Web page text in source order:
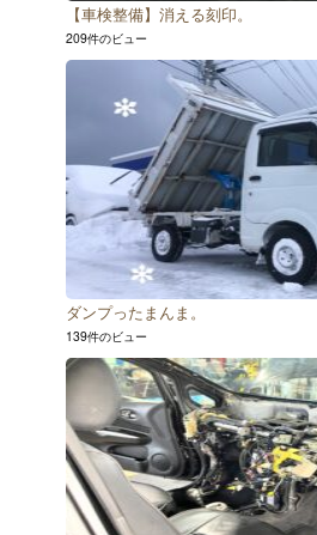
【車検整備】消える刻印。
209件のビュー
ダンプったまんま。
139件のビュー